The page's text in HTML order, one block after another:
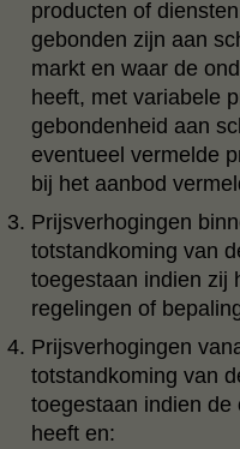
producten of
gebonden zijn aan
markt en waar de
heeft, met variabele
gebondenheid aan
eventueel vermelde
bij het aanbod
Prijsverhogingen
totstandkoming van
toegestaan indien zij
regelingen of
Prijsverhogingen
totstandkoming van
toegestaan indien de
heeft en: